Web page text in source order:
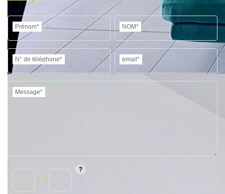
Prénom* NOM*
N° de téléphone* email*
Message*